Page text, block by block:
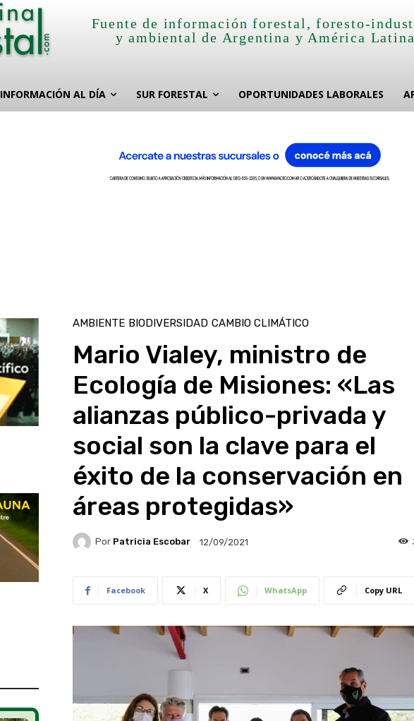
Fuente de información forestal, foresto-
y ambiental de Argentina y América
INFORMACIÓN AL DÍA SUR FORESTAL OPORTUNIDADES LABORALES
AMBIENTE BIODIVERSIDAD CAMBIO CLIMÁTICO
Mario Vialey, ministro de
Ecología de Misiones: «Las
alianzas público-privada y
social son la clave para el
éxito de la conservación en
áreas protegidas»
Por Patricia Escobar 12/09/2021
Facebook X WhatsApp Copy URL